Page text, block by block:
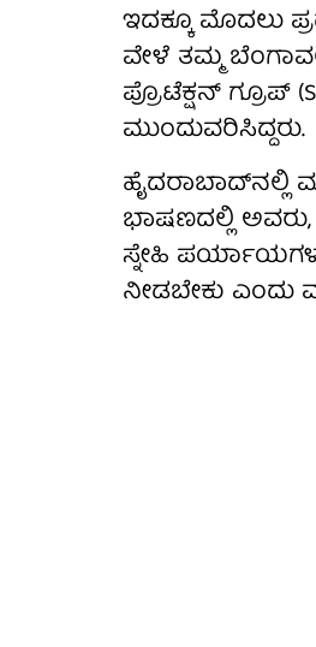
ಇದಕ್ಕೂ ಮೊದಲು
ವೇಳೆ ತಮ್ಮ
ಪ್ರೊಟೆಕ್ಷನ್ ಗ್ರೂಪ್
ಮುಂದುವರಿಸಿದ್ದರು.
ಹೈದರಾಬಾದ್‌ನಲ್ಲಿ
ಭಾಷಣದಲ್ಲಿ
ಸ್ನೇಹಿ
ನೀಡಬೇಕು ಎಂದು